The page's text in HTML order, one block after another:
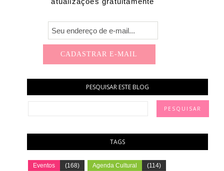
PESQUISAR ESTE BLOG
TAGS
Eventos (168) Agenda Cultural (114)